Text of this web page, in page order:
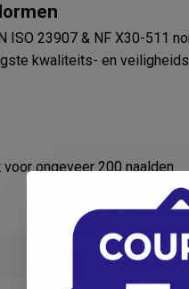
ISO 23907 & NF X30-511
kwaliteits- en
voor ongeveer 200 naalden